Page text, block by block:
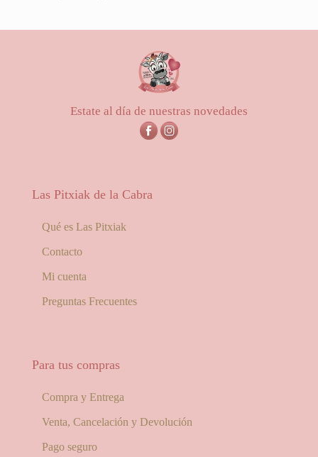
hasta
11,50€
Estate al día de nuestras novedades
Las Pitxiak de la Cabra
Qué es Las Pitxiak
Contacto
Mi cuenta
Preguntas Frecuentes
Para tus compras
Compra y Entrega
Venta, Cancelación y Devolución
Pago seguro